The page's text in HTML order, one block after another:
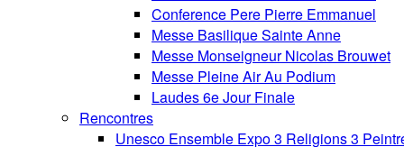
Conference Pere Pierre Emmanuel
Messe Basilique Sainte Anne
Messe Monseigneur Nicolas Brouwet
Messe Pleine Air Au Podium
Laudes 6e Jour Finale
Rencontres
Unesco Ensemble Expo 3 Religions 3